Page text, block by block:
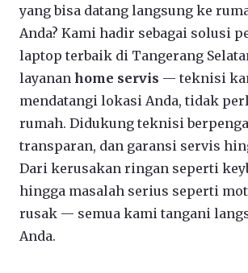
yang bisa datang langsung ke
Anda? Kami hadir sebagai solusi
laptop terbaik di Tangerang
layanan home servis — teknisi
mendatangi lokasi Anda, tidak
rumah. Didukung teknisi
transparan, dan garansi servis
Dari kerusakan ringan seperti
hingga masalah serius seperti
rusak — semua kami tangani
Anda.